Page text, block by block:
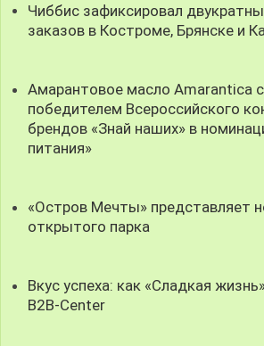
Чиббис зафиксировал
заказов в Костроме, Брянске и
Амарантовое масло Amarantica
победителем Всероссийского
брендов «Знай наших» в
питания»
«Остров Мечты» представляет
открытого парка
Вкус успеха: как «Сладкая
B2B-Center